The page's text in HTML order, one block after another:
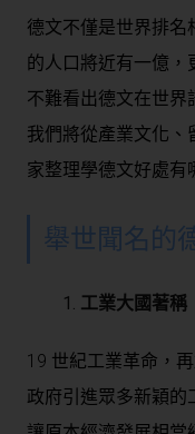
德文不僅是世界排名
的人口將近有一億，
不難看出德文在世界
我們將從產業文化、
家整理學德文好處有
舉世聞名的
工業大國著稱
19 世紀工業革命，
政府引進眾多新穎的